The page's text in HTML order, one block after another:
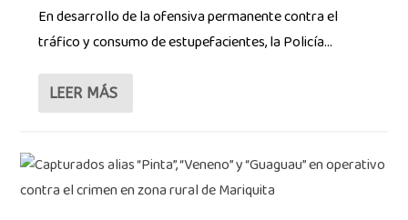
En desarrollo de la ofensiva permanente contra el
tráfico y consumo de estupefacientes, la Policía...
LEER MÁS